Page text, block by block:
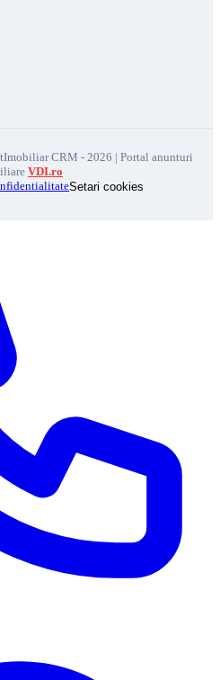
CRM - 2026 | Portal anunturi
VDI.ro
Setari cookies